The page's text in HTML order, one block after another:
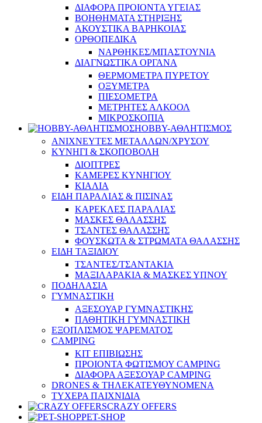
ΔΙΑΦΟΡΑ ΠΡΟΙΟΝΤΑ ΥΓΕΙΑΣ
ΒΟΗΘΗΜΑΤΑ ΣΤΗΡΙΞΗΣ
ΑΚΟΥΣΤΙΚΑ ΒΑΡΗΚΟΙΑΣ
ΟΡΘΟΠΕΔΙΚΑ
ΝΑΡΘΗΚΕΣ/ΜΠΑΣΤΟΥΝΙΑ
ΔΙΑΓΝΩΣΤΙΚΑ ΟΡΓΑΝΑ
ΘΕΡΜΟΜΕΤΡΑ ΠΥΡΕΤΟΥ
ΟΞΥΜΕΤΡΑ
ΠΙΕΣΟΜΕΤΡΑ
ΜΕΤΡΗΤΕΣ ΑΛΚΟΟΛ
ΜΙΚΡΟΣΚΟΠΙΑ
HOBBY-ΑΘΛΗΤΙΣΜΟΣ
ΑΝΙΧΝΕΥΤΕΣ ΜΕΤΑΛΛΩΝ/ΧΡΥΣΟΥ
ΚΥΝΗΓΙ & ΣΚΟΠΟΒΟΛΗ
ΔΙΟΠΤΡΕΣ
ΚΑΜΕΡΕΣ ΚΥΝΗΓΙΟΥ
ΚΙΑΛΙΑ
ΕΙΔΗ ΠΑΡΑΛΙΑΣ & ΠΙΣΙΝΑΣ
ΚΑΡΕΚΛΕΣ ΠΑΡΑΛΙΑΣ
ΜΑΣΚΕΣ ΘΑΛΑΣΣΗΣ
ΤΣΑΝΤΕΣ ΘΑΛΑΣΣΗΣ
ΦΟΥΣΚΩΤΑ & ΣΤΡΩΜΑΤΑ ΘΑΛΑΣΣΗΣ
ΕΙΔΗ ΤΑΞΙΔΙΟΥ
ΤΣΑΝΤΕΣ/ΤΣΑΝΤΑΚΙΑ
ΜΑΞΙΛΑΡΑΚΙΑ & ΜΑΣΚΕΣ ΥΠΝΟΥ
ΠΟΔΗΛΑΣΙΑ
ΓΥΜΝΑΣΤΙΚΗ
ΑΞΕΣΟΥΑΡ ΓΥΜΝΑΣΤΙΚΗΣ
ΠΑΘΗΤΙΚΗ ΓΥΜΝΑΣΤΙΚΗ
ΕΞΟΠΛΙΣΜΟΣ ΨΑΡΕΜΑΤΟΣ
CAMPING
ΚΙΤ ΕΠΙΒΙΩΣΗΣ
ΠΡΟΙΟΝΤΑ ΦΩΤΙΣΜΟΥ CAMPING
ΔΙΑΦΟΡΑ ΑΞΕΣΟΥΑΡ CAMPING
DRONES & ΤΗΛΕΚΑΤΕΥΘΥΝΟΜΕΝΑ
ΤΥΧΕΡΑ ΠΑΙΧΝΙΔΙΑ
CRAZY OFFERS
PET-SHOP